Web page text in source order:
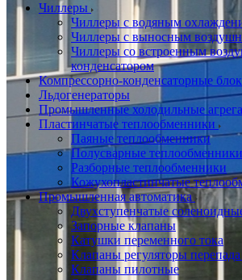
Чиллеры
Чиллеры с водяным
Чиллеры с выносным
Чиллеры со встроенным
конденсатором
Компрессорно-конденсаторные
Льдогенераторы
Промышленные холодильные
Пластинчатые теплообменники
Паяные теплообменники
Полусварные теплообменники
Разборные теплообменники
Кожухопластинчатые
Промышленная автоматика
Двухступенчатые
Запорные клапаны
Катушки переменного тока
Клапаны регуляторы
Клапаны пилотные